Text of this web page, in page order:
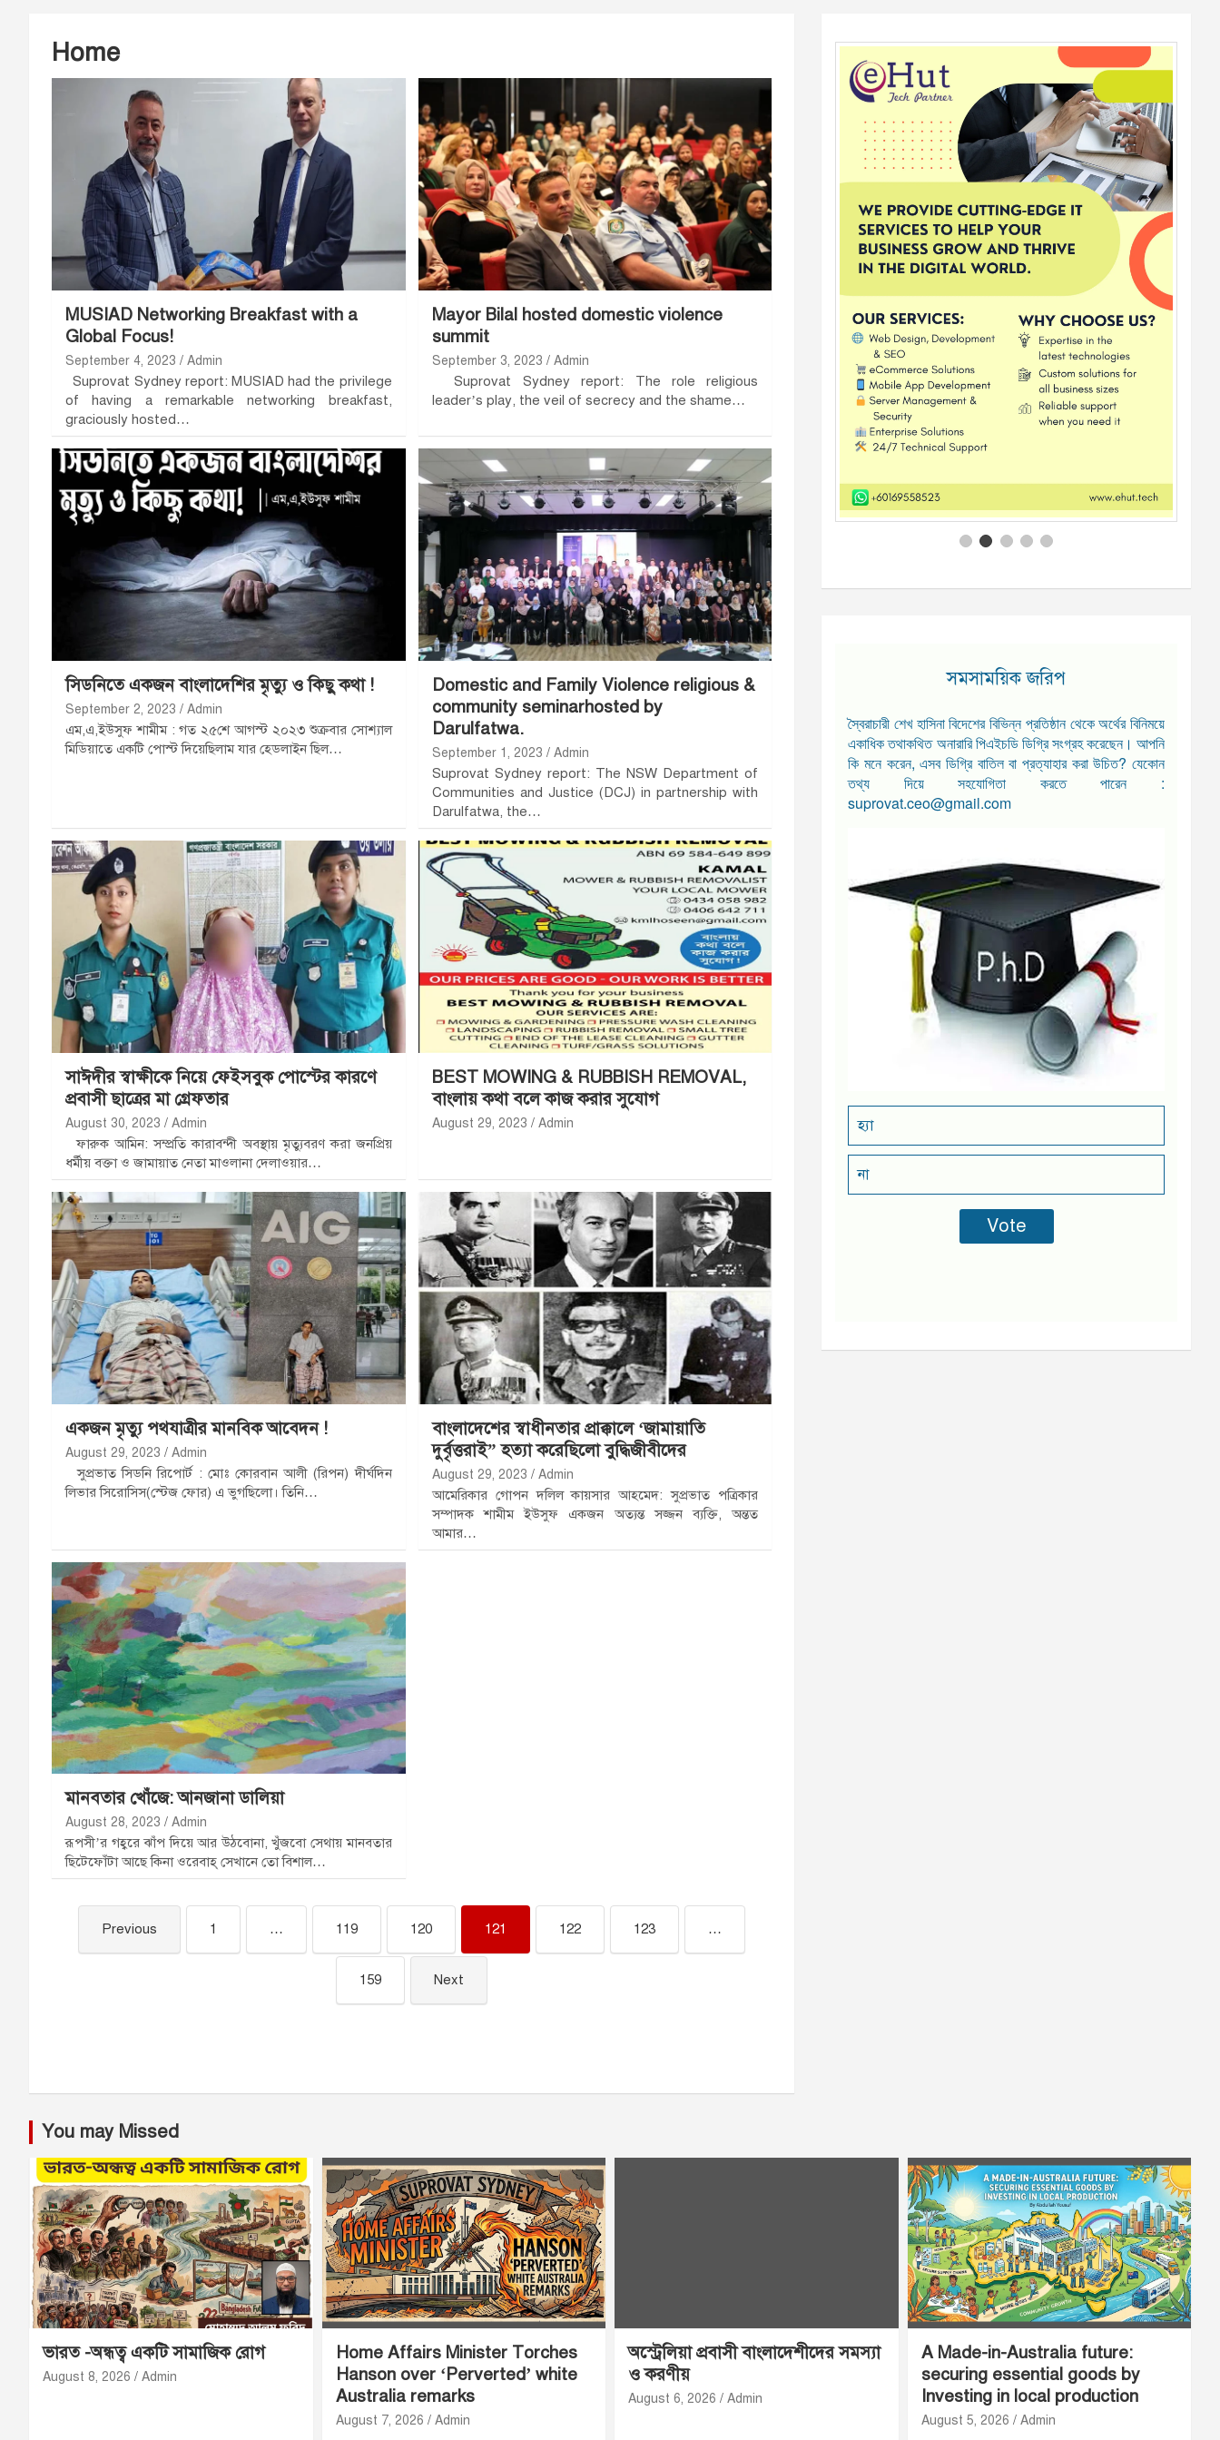
Home
MUSIAD Networking Breakfast with a
Global Focus!
September 4, 2023 Admin
Suprovat Sydney report: MUSIAD had the privilege
of having a remarkable networking breakfast,
graciously hosted…
Mayor Bilal hosted domestic violence
summit
September 3, 2023 Admin
Suprovat Sydney report: The role religious
leader’s play, the veil of secrecy and the shame…
সিডনিতে একজন বাংলাদেশির মৃত্যু ও কিছু কথা !
September 2, 2023 Admin
এম,এ,ইউসুফ শামীম : গত ২৫শে আগস্ট ২০২৩ শুক্রবার সোশ্যাল
মিডিয়াতে একটি পোস্ট দিয়েছিলাম যার হেডলাইন ছিল…
Domestic and Family Violence religious &
community seminarhosted by
Darulfatwa.
September 1, 2023 Admin
Suprovat Sydney report: The NSW Department of
Communities and Justice (DCJ) in partnership with
Darulfatwa, the…
সাঈদীর স্বাক্ষীকে নিয়ে ফেইসবুক পোস্টের কারণে
প্রবাসী ছাত্রের মা গ্রেফতার
August 30, 2023 Admin
ফারুক আমিন: সম্প্রতি কারাবন্দী অবস্থায় মৃত্যুবরণ করা জনপ্রিয়
ধর্মীয় বক্তা ও জামায়াত নেতা মাওলানা দেলাওয়ার…
BEST MOWING & RUBBISH REMOVAL,
বাংলায় কথা বলে কাজ করার সুযোগ
August 29, 2023 Admin
একজন মৃত্যু পথযাত্রীর মানবিক আবেদন !
August 29, 2023 Admin
সুপ্রভাত সিডনি রিপোর্ট : মোঃ কোরবান আলী (রিপন) দীর্ঘদিন
লিভার সিরোসিস(স্টেজ ফোর) এ ভুগছিলো। তিনি…
বাংলাদেশের স্বাধীনতার প্রাক্কালে ‘জামায়াতি
দুর্বৃত্তরাই” হত্যা করেছিলো বুদ্ধিজীবীদের
August 29, 2023 Admin
আমেরিকার গোপন দলিল কায়সার আহমেদ: সুপ্রভাত পত্রিকার
সম্পাদক শামীম ইউসুফ একজন অত্যন্ত সজ্জন ব্যক্তি, অন্তত
আমার…
মানবতার খোঁজে: আনজানা ডালিয়া
August 28, 2023 Admin
রূপসী’র গহ্বরে ঝাঁপ দিয়ে আর উঠবোনা, খুঁজবো সেথায় মানবতার
ছিটেফোঁটা আছে কিনা ওরেবাহ্ সেখানে তো বিশাল…
Previous 1 … 119 120 121 122 123 …
159 Next
সমসাময়িক জরিপ
স্বৈরাচারী শেখ হাসিনা বিদেশের বিভিন্ন প্রতিষ্ঠান থেকে অর্থের বিনিময়ে
একাধিক তথাকথিত অনারারি পিএইচডি ডিগ্রি সংগ্রহ করেছেন। আপনি
কি মনে করেন, এসব ডিগ্রি বাতিল বা প্রত্যাহার করা উচিত? যেকোন
তথ্য দিয়ে সহযোগিতা করতে পারেন :
suprovat.ceo@gmail.com
হ্যা
না
You may Missed
ভারত -অন্ধত্ব একটি সামাজিক রোগ
August 8, 2026 Admin
Home Affairs Minister Torches
Hanson over ‘Perverted’ white
Australia remarks
August 7, 2026 Admin
অস্ট্রেলিয়া প্রবাসী বাংলাদেশীদের সমস্যা
ও করণীয়
August 6, 2026 Admin
A Made-in-Australia future:
securing essential goods by
Investing in local production
August 5, 2026 Admin